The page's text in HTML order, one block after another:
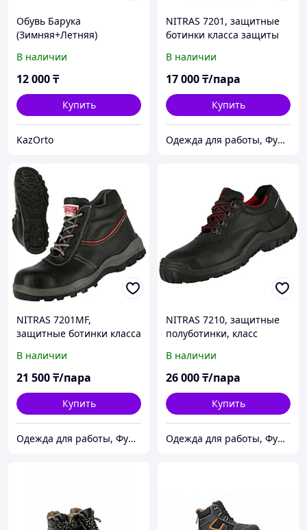
Обувь Барука
(Зимняя+Летняя)
В наличии
12 000₸
Купить
KazOrto
NITRAS 7201, защитные
ботинки класса защиты
подносок
В наличии
17 000₸/пара
Купить
Одежда для работы, Функциональная одежда, СИЗ, Аксессуары, Средства для промывания глаз.
NITRAS 7201MF,
защитные ботинки класса
подносок
В наличии
21 500₸/пара
Купить
Одежда для работы, Функциональная одежда, СИЗ, Аксессуары, Средства для промывания глаз.
NITRAS 7210, защитные
полуботинки, класс
металлический подносок
В наличии
26 000₸/пара
Купить
Одежда для работы, Функциональная одежда, СИЗ, Аксессуары, Средства для промывания глаз.